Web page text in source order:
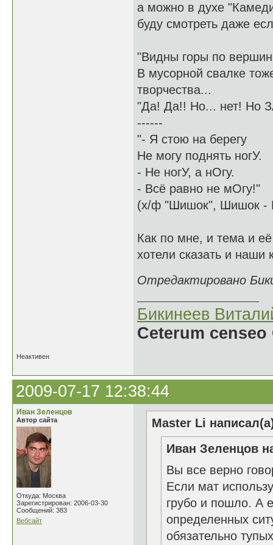
а можно в духе
буду смотреть даже
"Видны горы по
В мусорной свалке
творчества...
"Да! Да!! Но... нет! Но
------
"- Я стою на берегу
Не могу поднять ногУ.
- Не ногУ, а нОгу.
- Всё равно не мОгу!"
(х/ф "Шишок", Шишок -
Как по мне, и тема и
хотели сказать и наши
Отредактировано
Бикинеев
Ceterum
Неактивен
2009-07-17 12:38:44
Иван Зеленцов
Автор сайта
Откуда: Москва
Зарегистрирован: 2006-03-30
Сообщений: 383
Вебсайт
Master Li
Иван Зеленцов
Вы все верно
Если мат
грубо и пошло. А
определенных
обязательно